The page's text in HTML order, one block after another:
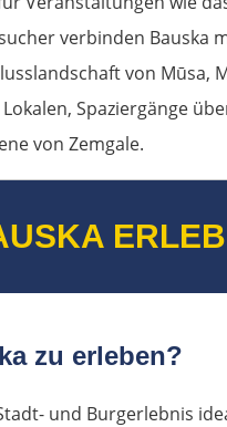
verbinden Bauska
von Mūsa,
Spaziergänge
von Zemgale.
zu erleben?
und Burgerlebnis